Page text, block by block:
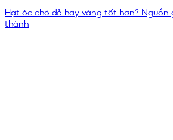
Hạt óc chó đỏ hay vàng tốt hơn? Nguồn
thành